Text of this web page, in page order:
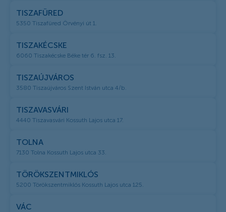
TISZAFÜRED
5350 Tiszafüred Örvényi út 1.
TISZAKÉCSKE
6060 Tiszakécske Béke tér 6. fsz. 13.
TISZAÚJVÁROS
3580 Tiszaújváros Szent István utca 4/b.
TISZAVASVÁRI
4440 Tiszavasvári Kossuth Lajos utca 17.
TOLNA
7130 Tolna Kossuth Lajos utca 33.
TÖRÖKSZENTMIKLÓS
5200 Törökszentmiklós Kossuth Lajos utca 125.
VÁC